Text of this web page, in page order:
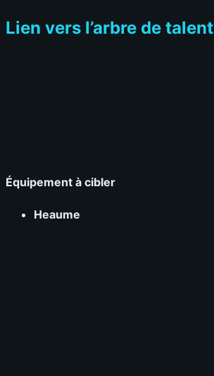
Lien vers l’arbre de talent
Équipement à cibler
Heaume